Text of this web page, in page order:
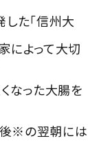
た「信州大
によって大切
なった大腸を
※の翌朝には